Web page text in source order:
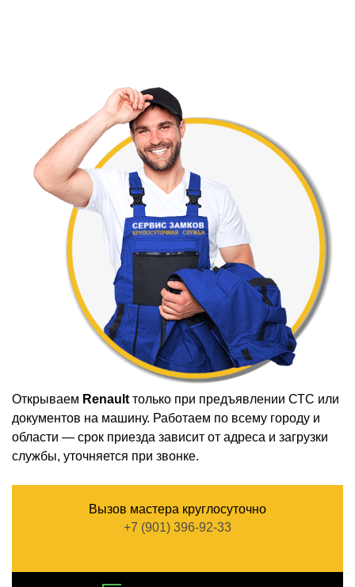
Открываем Renaultтолько при предъявлении СТС или
документов на машину. Работаем по всему городу и
области — срок приезда зависит от адреса и загрузки
службы, уточняется при звонке.
Вызов мастера круглосуточно
+7 (901) 396-92-33